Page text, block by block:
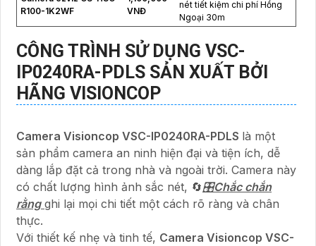
R100-1K2WF
VNĐ
nét tiết kiệm chi phí Hồng
Ngoại 30m
CÔNG TRÌNH SỬ DỤNG VSC-
IP0240RA-PDLS SẢN XUẤT BỞI
HÃNG VISIONCOP
Camera Visioncop VSC-IP0240RA-PDLS là một
sản phẩm camera an ninh hiện đại và tiện ích, dễ
dàng lắp đặt cả trong nhà và ngoài trời. Camera này
có chất lượng hình ảnh sắc nét, 🔄🎛Chắc chắn
rằng ghi lại mọi chi tiết một cách rõ ràng và chân
thực.
Với thiết kế nhẹ và tinh tế, Camera Visioncop VSC-